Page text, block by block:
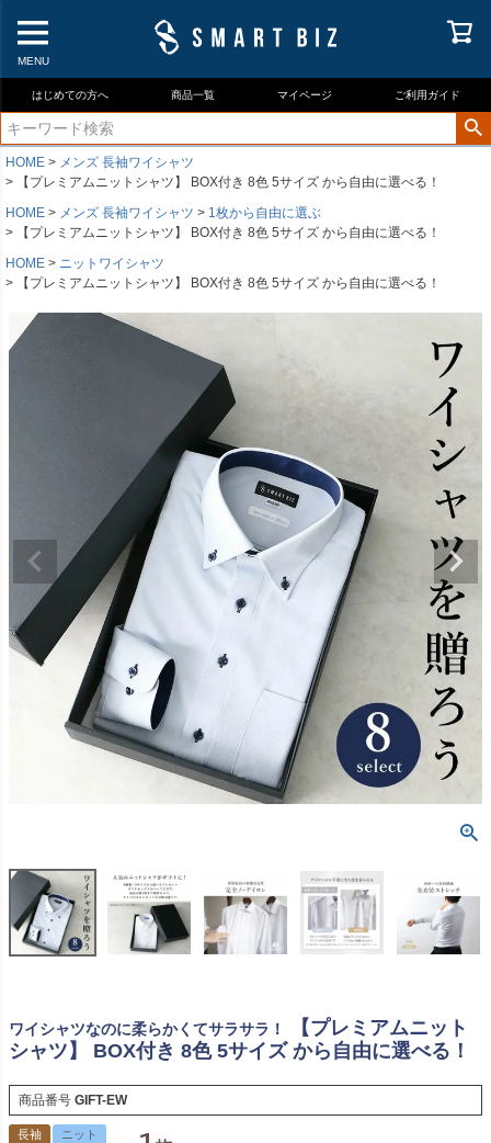
MENU
はじめての方へ 商品一覧 マイページ ご利用ガイド
HOME
メンズ 長袖ワイシャツ
【プレミアムニットシャツ】 BOX付き 8色 5サイズ から自由に選べる！
HOME
メンズ 長袖ワイシャツ
1枚から自由に選ぶ
【プレミアムニットシャツ】 BOX付き 8色 5サイズ から自由に選べる！
HOME
ニットワイシャツ
【プレミアムニットシャツ】 BOX付き 8色 5サイズ から自由に選べる！
ワイシャツなのに柔らかくてサラサラ！
【プレミアムニット
シャツ】 BOX付き 8色 5サイズ から自由に選べる！
商品番号 GIFT-EW
長袖 ニット